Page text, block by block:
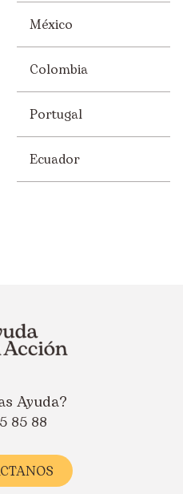
México
Colombia
Portugal
Ecuador
Ayuda?
85 88